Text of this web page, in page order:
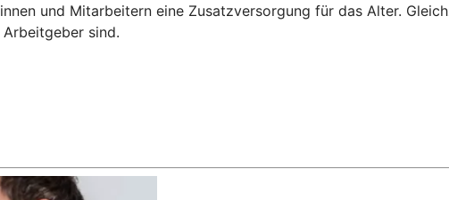
und Mitarbeitern eine Zusatzversorgung für das Alter.
sind.